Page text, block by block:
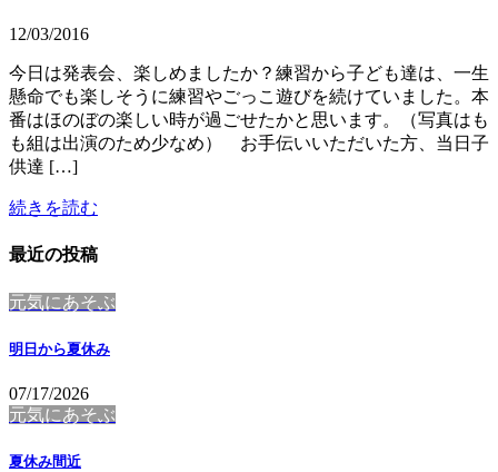
12/03/2016
今日は発表会、楽しめましたか？練習から子ども達は、一生
懸命でも楽しそうに練習やごっこ遊びを続けていました。本
番はほのぼの楽しい時が過ごせたかと思います。（写真はも
も組は出演のため少なめ） お手伝いいただいた方、当日子
供達 […]
続きを読む
最近の投稿
元気にあそぶ
明日から夏休み
07/17/2026
元気にあそぶ
夏休み間近